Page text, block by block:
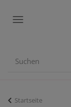
Startseite